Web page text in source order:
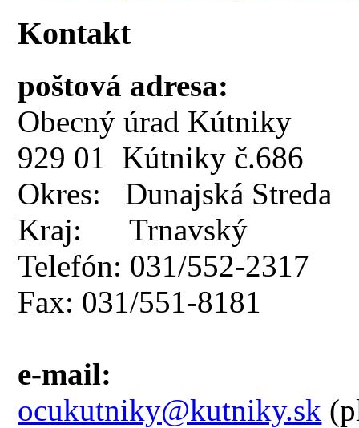
Kontakt
poštová adresa:
Obecný úrad Kútniky
929 01 Kútniky č.686
Okres: Dunajská Streda
Kraj: Trnavský
Telefón: 031/552-2317
Fax: 031/551-8181
e-mail:
ocukutniky@kutniky.sk